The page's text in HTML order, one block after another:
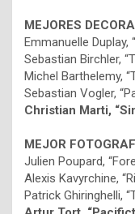
MEJORES
Emmanuelle Duplay,
Sebastian Birchler,
Michel Barthelemy,
Sebastian Vogler,
Christian Marti,
MEJOR
Julien Poupard,
Alexis Kavyrchine,
Patrick Ghiringhelli,